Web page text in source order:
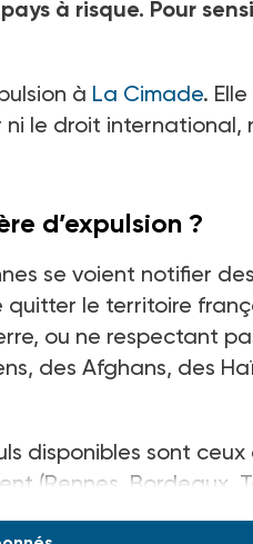
à risque. Pour
à La Cimade.
le droit international,
d’expulsion ?
se voient notifier
quitter le territoire
ou ne respectant
des Afghans, des
disponibles sont ceux
(Rennes, Bordeaux,